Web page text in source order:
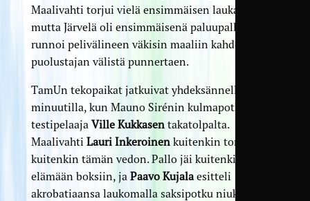
Maalivahti torjui vielä ensimmäisen laukauksen,
mutta Järvelä oli ensimmäisenä paluupallossa ja
runnoi pelivälineen väkisin maaliin kahden
puolustajan välistä punnertaen.
TamUn tekopaikat jatkuivat yhdeksännellä
minuutilla, kun Mauno Sirénin kulmapotku löysi
testipelaaja Ville Kukkasentakatolpalta.
Maalivahti Lauri Inkeroinenkuitenkin torjui
kuitenkin tämän vedon. Pallo jäi kuitenkin
elämään boksiin, ja Paavo Kujalaesitteli
akrobatiaansa laukomalla saksipotku niukasti